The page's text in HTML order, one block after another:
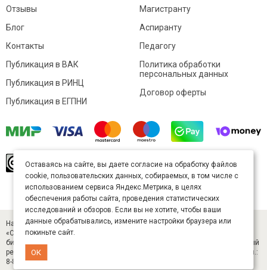
Отзывы
Блог
Контакты
Магистранту
Аспиранту
Педагогу
Публикация в ВАК
Публикация в РИНЦ
Публикация в ЕГПНИ
Политика обработки
персональных данных
Договор оферты
произведение доступно полицензии Creative
Commons «Attribution» («Атрибуция») 4.0
Непортированная.
Карта сайта
Научный журнал «Студенческий» (ISSN 2541-9412). Издатель — ООО
«СибАК» (ИНН 5402054157). Размещается в Научной электронной
библиотеке eLIBRARY.RU (договор № 445-11/2019 от 05.11.2019). Главный
редактор — Старченко И. Б., д-р техн. наук. E-mail: student@sibac.info, тел.:
8-800-350-22-65.
Оставаясь на сайте, вы даете согласие на обработку файлов
cookie, пользовательских данных, собираемых, в том числе с
использованием сервиса Яндекс.Метрика, в целях
обеспечения работы сайта, проведения статистических
исследований и обзоров. Если вы не хотите, чтобы ваши
данные обрабатывались, измените настройки браузера или
покиньте сайт.
ОК